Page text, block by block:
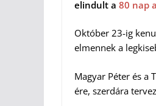
elindult a 80 nap
Október 23-ig
elmennek a
Magyar Péter és a
ére, szerdára